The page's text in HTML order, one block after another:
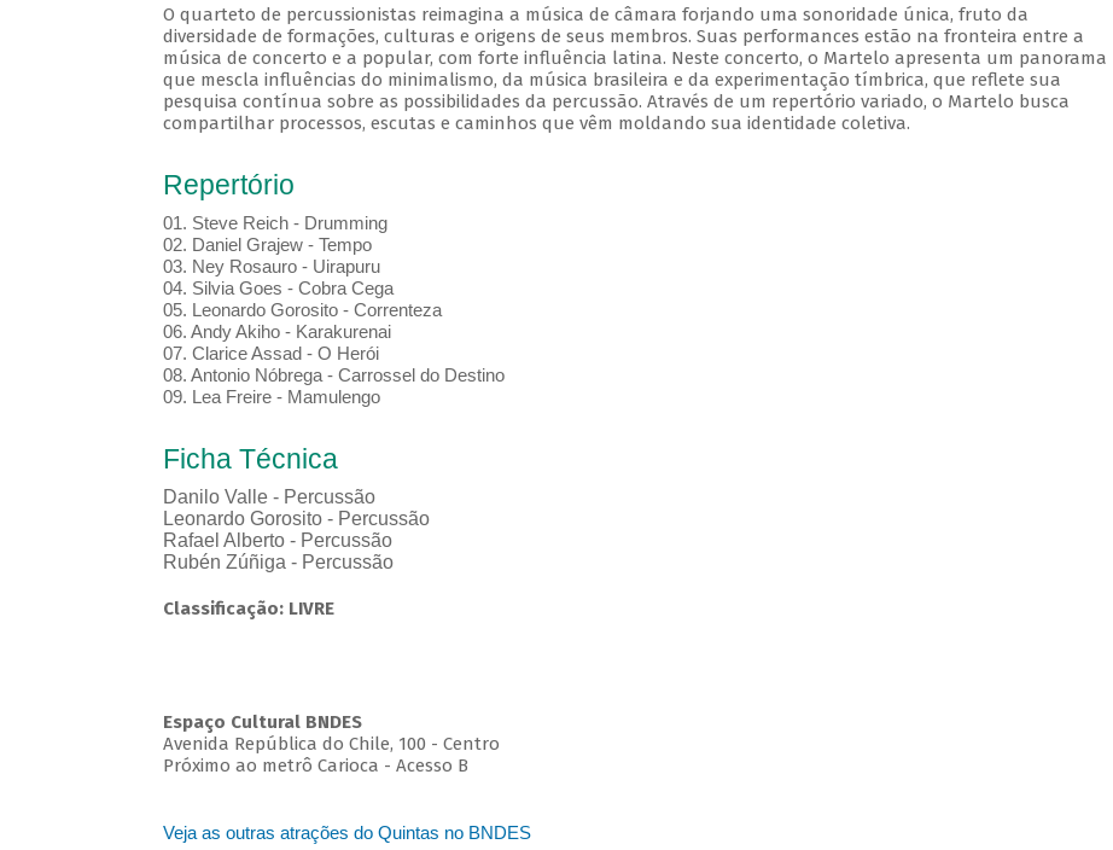
O quarteto de percussionistas reimagina a música de câmara forjando uma sonoridade única, fruto da
diversidade de formações, culturas e origens de seus membros. Suas performances estão na fronteira entre a
música de concerto e a popular, com forte influência latina. Neste concerto, o Martelo apresenta um panorama
que mescla influências do minimalismo, da música brasileira e da experimentação tímbrica, que reflete sua
pesquisa contínua sobre as possibilidades da percussão. Através de um repertório variado, o Martelo busca
compartilhar processos, escutas e caminhos que vêm moldando sua identidade coletiva.
Repertório
01. Steve Reich - Drumming
02. Daniel Grajew - Tempo
03. Ney Rosauro - Uirapuru
04. Silvia Goes - Cobra Cega
05. Leonardo Gorosito - Correnteza
06. Andy Akiho - Karakurenai
07. Clarice Assad - O Herói
08. Antonio Nóbrega - Carrossel do Destino
09. Lea Freire - Mamulengo
Ficha Técnica
Danilo Valle - Percussão
Leonardo Gorosito - Percussão
Rafael Alberto - Percussão
Rubén Zúñiga - Percussão
Classificação: LIVRE
Espaço Cultural BNDES
Avenida República do Chile, 100 - Centro
Próximo ao metrô Carioca - Acesso B
Veja as outras atrações do Quintas no BNDES